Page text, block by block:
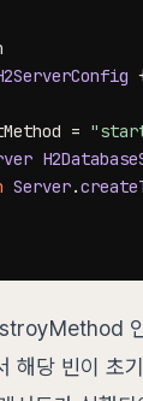
=
Server.
인
해당 빈이 초